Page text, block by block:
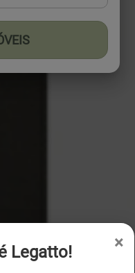
Legatto! ×